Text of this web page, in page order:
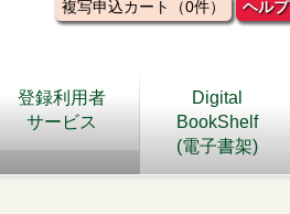
複写申込カート（0件） ヘルプ
登録利用者
サービス
Digital
BookShelf
(電子書架)